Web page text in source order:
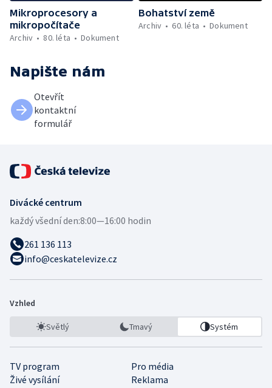
Mikroprocesory a
mikropočítače
Archiv
80. léta Dokument
Bohatství země
Archiv
60. léta Dokument
Napište nám
Otevřít
kontaktní
formulář
Divácké centrum
každý všední den:8:00—16:00 hodin
261 136 113
info@ceskatelevize.cz
Vzhled
Světlý Tmavý Systém
TV program
Pro média
Živé vysílání
Reklama